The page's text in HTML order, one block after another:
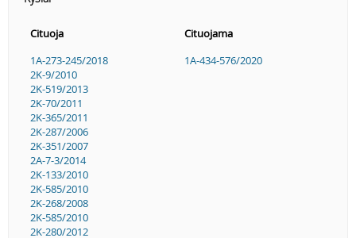
Cituoja
Cituojama
1A-273-245/2018
2K-9/2010
2K-519/2013
2K-70/2011
2K-365/2011
2K-287/2006
2K-351/2007
2A-7-3/2014
2K-133/2010
2K-585/2010
2K-268/2008
2K-585/2010
2K-280/2012
1A-434-576/2020